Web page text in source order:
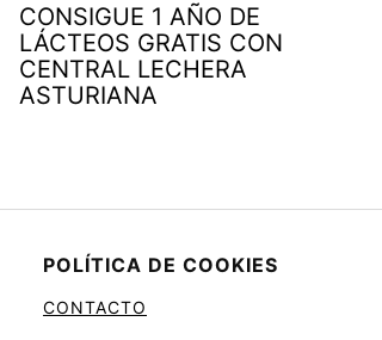
CONSIGUE 1 AÑO DE
LÁCTEOS GRATIS CON
CENTRAL LECHERA
ASTURIANA
POLÍTICA DE COOKIES
CONTACTO